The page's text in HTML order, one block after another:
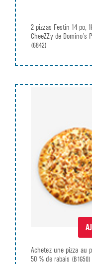
2 pizzas Festin 14 po,
CheeZZy de Domino’s
(6842)
Achetez une pizza au
50 % de rabais (B1G50)